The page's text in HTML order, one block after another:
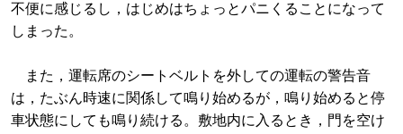
不便に感じるし，はじめはちょっとパニくることになって
しまった。
また，運転席のシートベルトを外しての運転の警告音
は，たぶん時速に関係して鳴り始めるが，鳴り始めると停
車状態にしても鳴り続ける。敷地内に入るとき，門を空け